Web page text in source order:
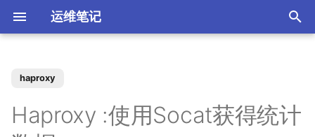
运维笔记
始
常用软件安装与配
使用 nrm 管理 npm 源
使用 Docker 部署 ActiveMQ
配置 rsyslog 为 iptables 日
插件
Vue 生产环境跨域 Nginx 配
XenServer 7 配置MPIO多路
upstream
误
磁盘空间？
outbound 使用场景
存
Gogs？
MooseFS 2.x Chunk维护模
放存储空间
Memcached UDP反射攻击
haproxy
Haproxy :使用Socat获得统计